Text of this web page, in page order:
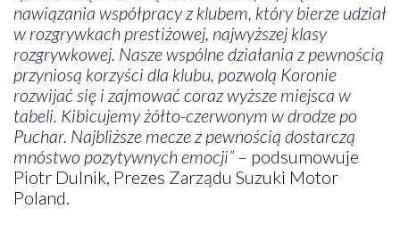
nawiązania współpracy z klubem, który bierze udział
w rozgrywkach prestiżowej, najwyższej klasy
rozgrywkowej. Nasze wspólne działania z pewnością
przyniosą korzyści dla klubu, pozwolą Koronie
rozwijać się i zajmować coraz wyższe miejsca w
tabeli. Kibicujemy żółto-czerwonym w drodze po
Puchar. Najbliższe mecze z pewnością dostarczą
mnóstwo pozytywnych emocji”– podsumowuje
Piotr Dulnik, Prezes Zarządu Suzuki Motor
Poland.